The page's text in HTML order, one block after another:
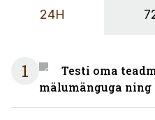
24H
1
Testi oma
mälumänguga ning